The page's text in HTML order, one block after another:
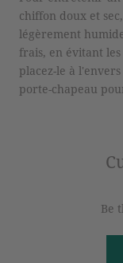
chiffon doux et
légèrement
frais, en évitant
placez-le à
porte-chapeau
Be